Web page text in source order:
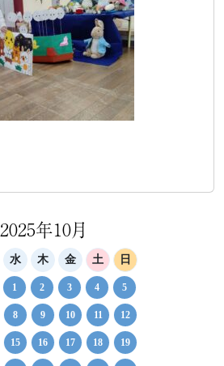
2025年10月
水 木 金 土 日
1 2 3 4 5
8 9 10 11 12
15 16 17 18 19